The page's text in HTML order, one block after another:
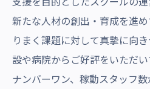
新たな人材の創出・育成を進
りまく課題に対して真摯に向
設や病院からご好評をいただ
ナンバーワン、稼動スタッフ